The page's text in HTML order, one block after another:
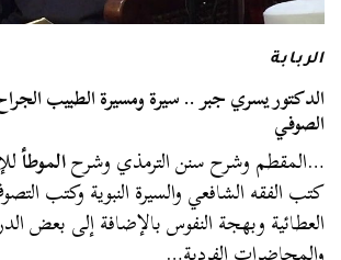
الربابة
الدكتور يسري جبر .. سيرة ومسيرة الطبيب
الصوفي
…المقطم وشرح سنن الترمذي وشرحالموطأ
كتب الفقه الشافعي والسيرة النبوية وكتب
العطائية وبهجة النفوس بالإضافة إلى بعض